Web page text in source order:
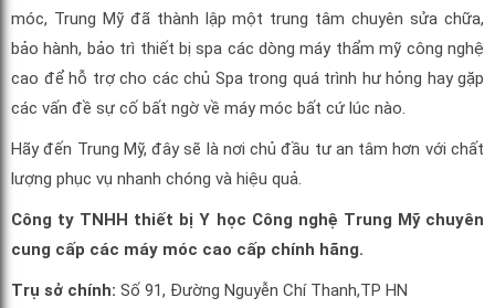
móc, Trung Mỹ đã thành lập một trung tâm chuyên sửa chữa,
bảo hành, bảo trì thiết bị spa các dòng máy thẩm mỹ công nghệ
cao để hỗ trợ cho các chủ Spa trong quá trình hư hỏng hay gặp
các vấn đề sự cố bất ngờ về máy móc bất cứ lúc nào.
Hãy đến Trung Mỹ, đây sẽ là nơi chủ đầu tư an tâm hơn với chất
lượng phục vụ nhanh chóng và hiệu quả.
Công ty TNHH thiết bị Y học Công nghệ Trung Mỹ chuyên
cung cấp các máy móc cao cấp chính hãng.
Trụ sở chính: Số 91, Đường Nguyễn Chí Thanh,TP HN